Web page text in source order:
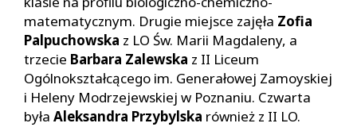
matematycznym. Drugie miejsce zajęła Zofia
Palpuchowska z LO Św. Marii Magdaleny, a
trzecie Barbara Zalewska z II Liceum
Ogólnokształcącego im. Generałowej Zamoyskiej
i Heleny Modrzejewskiej w Poznaniu. Czwarta
była Aleksandra Przybylska również z II LO.